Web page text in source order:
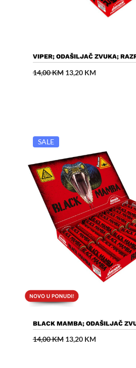
Dodaj U
VIPER; ODAŠILJAČ ZVUKA;
14,00KM Izvorna
cijena
13,20 KMTrenutna
SALE
Dodaj U
BLACK MAMBA; ODAŠILJAČ
14,00KM Izvorna
13,20 KMTrenutna